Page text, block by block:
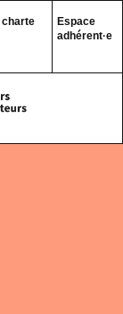
charte
Espace
adhérent·e